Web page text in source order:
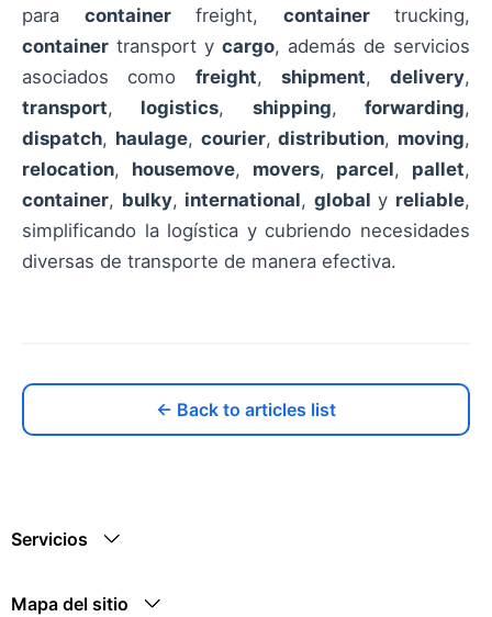
para containerfreight, containertrucking,
container transport y cargo, además de servicios
asociados como freight, shipment, delivery,
transport, logistics, shipping,forwarding,
dispatch, haulage, courier,distribution, moving,
relocation, housemove, movers, parcel, pallet,
container, bulky, international, global y reliable,
simplificando la logística y cubriendo necesidades
diversas de transporte de manera efectiva.
← Back to articles list
Servicios
Mapa del sitio